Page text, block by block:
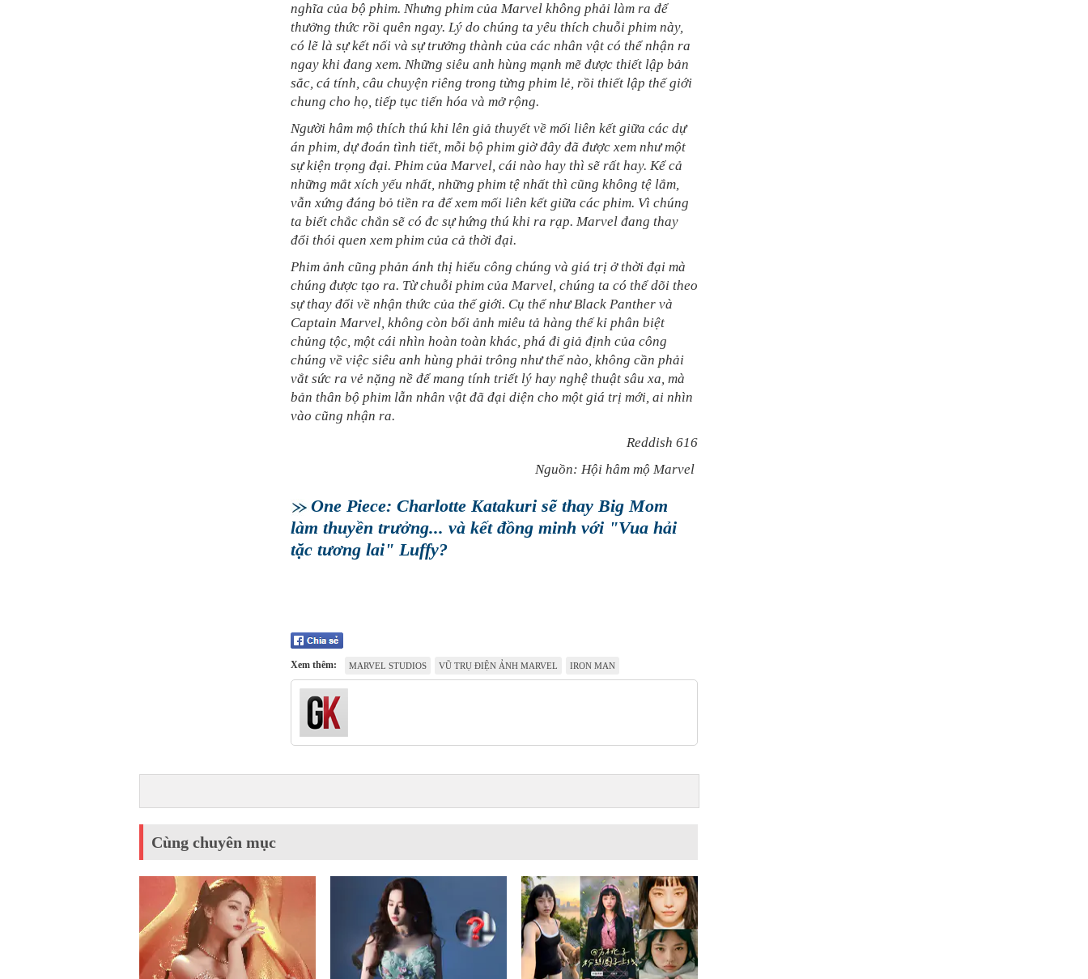
nghĩa của bộ phim. Nhưng phim của Marvel không phải làm ra để
thưởng thức rồi quên ngay. Lý do chúng ta yêu thích chuỗi phim này,
có lẽ là sự kết nối và sự trưởng thành của các nhân vật có thể nhận ra
ngay khi đang xem. Những siêu anh hùng mạnh mẽ được thiết lập bản
sắc, cá tính, câu chuyện riêng trong từng phim lẻ, rồi thiết lập thế giới
chung cho họ, tiếp tục tiến hóa và mở rộng.
Người hâm mộ thích thú khi lên giả thuyết về mối liên kết giữa các dự
án phim, dự đoán tình tiết, mỗi bộ phim giờ đây đã được xem như một
sự kiện trọng đại. Phim của Marvel, cái nào hay thì sẽ rất hay. Kể cả
những mắt xích yếu nhất, những phim tệ nhất thì cũng không tệ lắm,
vẫn xứng đáng bỏ tiền ra để xem mối liên kết giữa các phim. Vì chúng
ta biết chắc chắn sẽ có đc sự hứng thú khi ra rạp. Marvel đang thay
đổi thói quen xem phim của cả thời đại.
Phim ảnh cũng phản ánh thị hiếu công chúng và giá trị ở thời đại mà
chúng được tạo ra. Từ chuỗi phim của Marvel, chúng ta có thể dõi theo
sự thay đổi về nhận thức của thế giới. Cụ thể như Black Panther và
Captain Marvel, không còn bối ảnh miêu tả hàng thế kỉ phân biệt
chủng tộc, một cái nhìn hoàn toàn khác, phá đi giả định của công
chúng về việc siêu anh hùng phải trông như thế nào, không cần phải
vắt sức ra vẻ nặng nề để mang tính triết lý hay nghệ thuật sâu xa, mà
bản thân bộ phim lẫn nhân vật đã đại diện cho một giá trị mới, ai nhìn
vào cũng nhận ra.
Reddish 616
Nguồn: Hội hâm mộ Marvel
One Piece: Charlotte Katakuri sẽ thay Big Mom
làm thuyền trưởng... và kết đồng minh với "Vua hải
tặc tương lai" Luffy?
Xem thêm: MARVEL STUDIOS VŨ TRỤ ĐIỆN ẢNH MARVEL IRON MAN
Cùng chuyên mục